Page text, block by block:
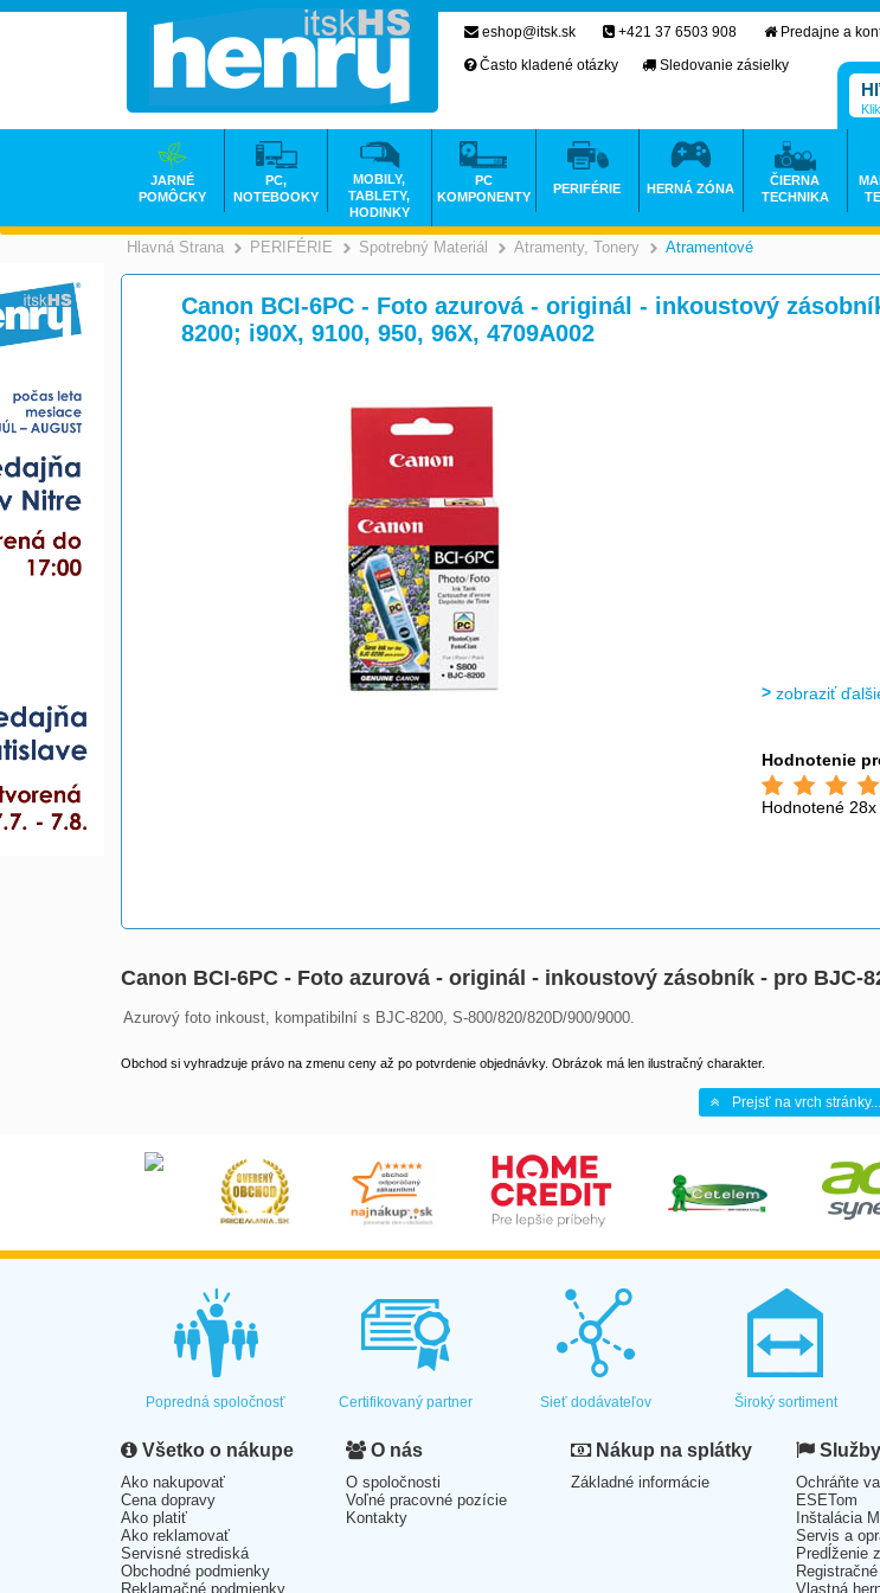
Hlavná Strana >
PERIFÉRIE >
Spotrebný Materiál >
Atramenty, Tonery >
Atramentové
Canon BCI-6PC - Foto azurová - originál - inkoustový
8200; i90X, 9100, 950, 96X, 4709A002
zobraziť
Hodnotenie
Hodnotené 28x
Canon BCI-6PC - Foto azurová - originál - inkoustový zásobník - pro BJC-
Azurový foto inkoust, kompatibilní s BJC-8200, S-800/820/820D/900/9000.
Obchod si vyhradzuje právo na zmenu ceny až po potvrdenie objednávky. Obrázok má len ilustračný charakter.
Prejsť na vrch stránky...
eshop@itsk.sk +421 37 6503 908
Predajne a
Často kladené otázky
Sledovanie zásielky
JARNÉ
POMÔCKY
PC,
NOTEBOOKY
MOBILY,
TABLETY,
HODINKY
PC
KOMPONENTY
PERIFÉRIE HERNÁ ZÓNA
ČIERNA
TECHNIKA
Popredná spoločnosť Certifikovaný partner Sieť dodávateľov Široký sortiment
Všetko o nákupe
Ako nakupovať
Cena dopravy
Ako platiť
Ako reklamovať
Servisné strediská
Obchodné podmienky
Reklamačné podmienky
O nás
O spoločnosti
Voľné pracovné pozície
Kontakty
Nákup na splátky
Základné informácie
Služby
Ochráňte
ESETom
Inštalácia
Servis a
Predĺženie
Vlastná